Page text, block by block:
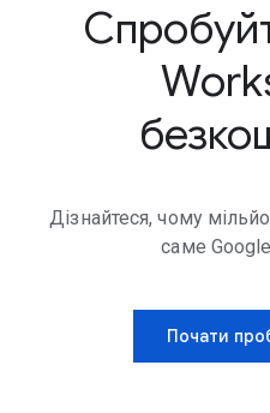
Дізнайтеся, чому
саме
Почати